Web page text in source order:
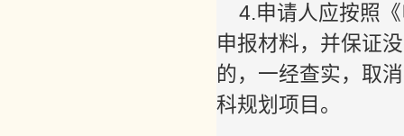
4.申请人应按照
申报材料，并保证
的，一经查实，取
科规划项目。